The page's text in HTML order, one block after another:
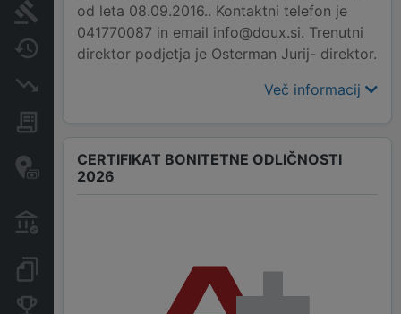
Sodni postopki
Spremembe
Javna naročila
Davčne oaze in sumljive
transakcije
Konkurenčna podjetja
od leta 08.09.2016.. Kontaktni telefon je
041770087 in email info@doux.si. Trenutni
direktor podjetja je Osterman Jurij- direktor.
Več informacij
CERTIFIKAT BONITETNE ODLIČNOSTI
2026